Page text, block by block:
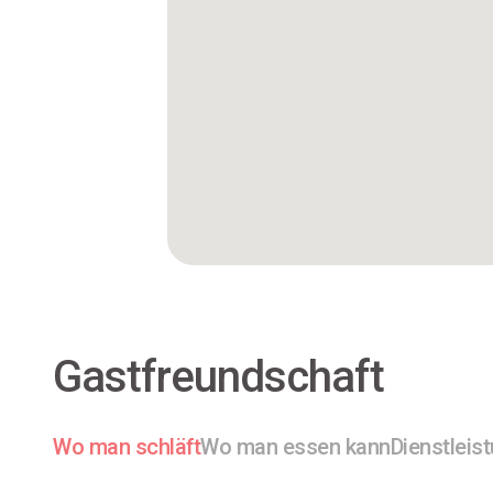
Gastfreundschaft
Wo man schläftWo man essen kann